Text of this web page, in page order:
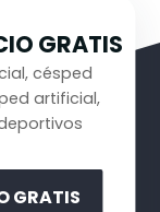
GRATIS
césped
artificial,
GRATIS